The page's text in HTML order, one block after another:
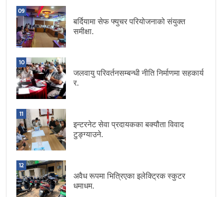
09
बर्दियामा सेफ फ्युचर परियोजनाको संयुक्त
समीक्षा.
10
जलवायु परिवर्तनसम्बन्धी नीति निर्माणमा सहकार्य
र.
11
इन्टरनेट सेवा प्रदायकका बक्यौता विवाद
टुङ्ग्याउने.
12
अवैध रूपमा भित्रिएका इलेक्ट्रिक स्कुटर
धमाधम.